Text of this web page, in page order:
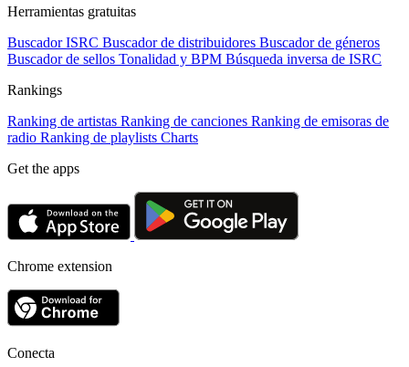
Herramientas gratuitas
Buscador ISRC Buscador de distribuidores Buscador de géneros
Buscador de sellos Tonalidad y BPM Búsqueda inversa de ISRC
Rankings
Ranking de artistas Ranking de canciones Ranking de emisoras de
radio Ranking de playlists Charts
Get the apps
Chrome extension
Conecta